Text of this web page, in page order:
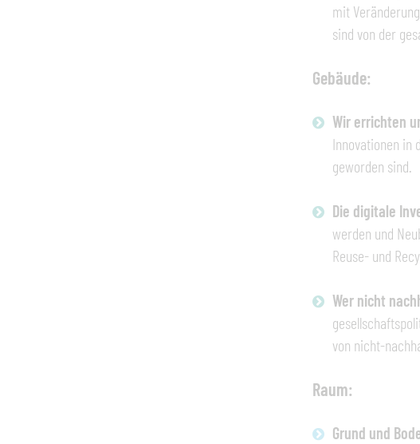
mit
sind von der
Gebäude:
Wir errichten
Innovationen in
geworden sind.
Die digitale
werden und
Reuse- und
Wer nicht
von nicht-
Raum:
Grund und